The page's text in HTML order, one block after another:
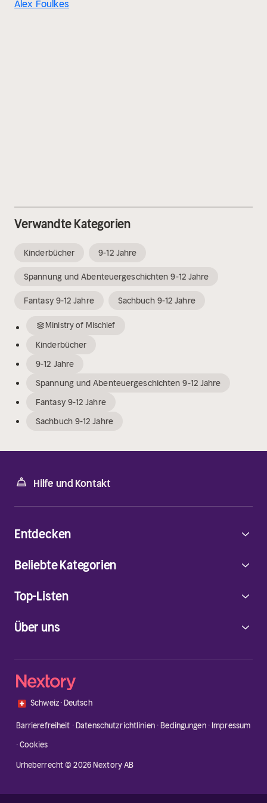
Alex Foulkes
Verwandte Kategorien
Kinderbücher 9-12 Jahre
Spannung und Abenteuergeschichten 9-12 Jahre
Fantasy 9-12 Jahre Sachbuch 9-12 Jahre
Ministry of Mischief
Kinderbücher
9-12 Jahre
Spannung und Abenteuergeschichten 9-12 Jahre
Fantasy 9-12 Jahre
Sachbuch 9-12 Jahre
Hilfe und Kontakt
Über uns
Entdecken
Beliebte Kategorien
Top-Listen
🇨🇭 Schweiz·Deutsch
Barrierefreiheit ·Datenschutzrichtlinien·Bedingungen· Impressum
·Cookies
Urheberrecht © 2026 Nextory AB